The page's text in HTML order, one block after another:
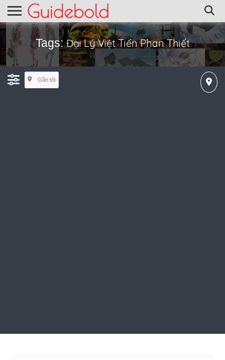
Tags:Đại Lý Việt Tiến Phan Thiết
Gần tôi